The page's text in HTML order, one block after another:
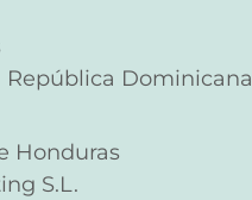
República Dominicana
Honduras
S.L.